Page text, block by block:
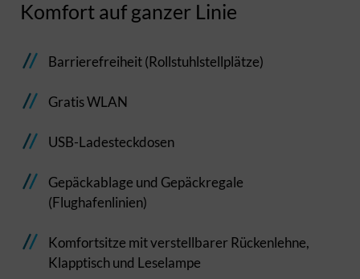
Komfort auf ganzer Linie
Barrierefreiheit (Rollstuhlstellplätze)
Gratis WLAN
USB-Ladesteckdosen
Gepäckablage und Gepäckregale
(Flughafenlinien)
Komfortsitze mit verstellbarer Rückenlehne,
Klapptisch und Leselampe